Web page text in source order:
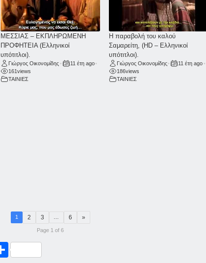
ΜΕΣΣΙΑΣ – ΕΚΠΛΗΡΩΜΕΝΗ
ΠΡΟΦΗΤΕΙΑ (Ελληνικοί
υπότιτλοι).
Γιώργος Οικονομίδης • 11 έτη ago•
161views
ΤΑΙΝΙΕΣ
Η παραβολή του καλού
Σαμαρείτη, (HD – Ελληνικοί
υπότιτλοι).
Γιώργος Οικονομίδης• 11 έτη ago •
186views
ΤΑΙΝΙΕΣ
1 2 3 6 »
Page 1 of 6
Μοιραστείτε